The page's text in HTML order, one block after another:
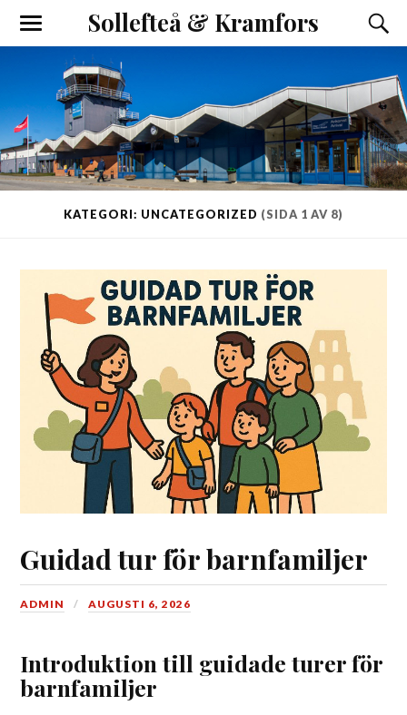
Sollefteå & Kramfors
KATEGORI: UNCATEGORIZED (SIDA 1 AV 8)
Guidad tur för barnfamiljer
ADMIN AUGUSTI 6, 2026
Introduktion till guidade turer för
barnfamiljer